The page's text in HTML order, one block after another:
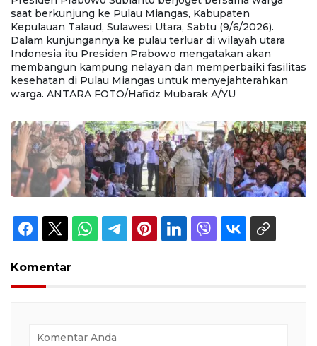
saat berkunjung ke Pulau Miangas, Kabupaten
Kepulauan Talaud, Sulawesi Utara, Sabtu (9/6/2026).
Dalam kunjungannya ke pulau terluar di wilayah utara
Indonesia itu Presiden Prabowo mengatakan akan
membangun kampung nelayan dan memperbaiki fasilitas
kesehatan di Pulau Miangas untuk menyejahterahkan
warga. ANTARA FOTO/Hafidz Mubarak A/YU
Komentar